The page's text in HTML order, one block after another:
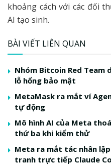
khoảng cách với các đối
AI tạo sinh.
BÀI VIẾT LIÊN QUAN
Nhóm Bitcoin Red Team
lỗ hổng bảo mật
MetaMask ra mắt ví
tự động
Mô hình AI của Meta
thứ ba khi kiểm thử
Meta ra mắt tác nhân
tranh trực tiếp Claude